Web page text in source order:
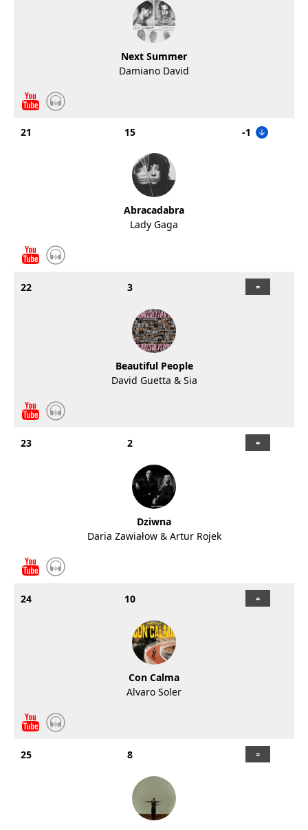
Next Summer
Damiano David
21 15 -1
Abracadabra
Lady Gaga
22 3
Beautiful People
David Guetta & Sia
23 2
Dziwna
Daria Zawiałow & Artur Rojek
24 10
Con Calma
Alvaro Soler
25 8